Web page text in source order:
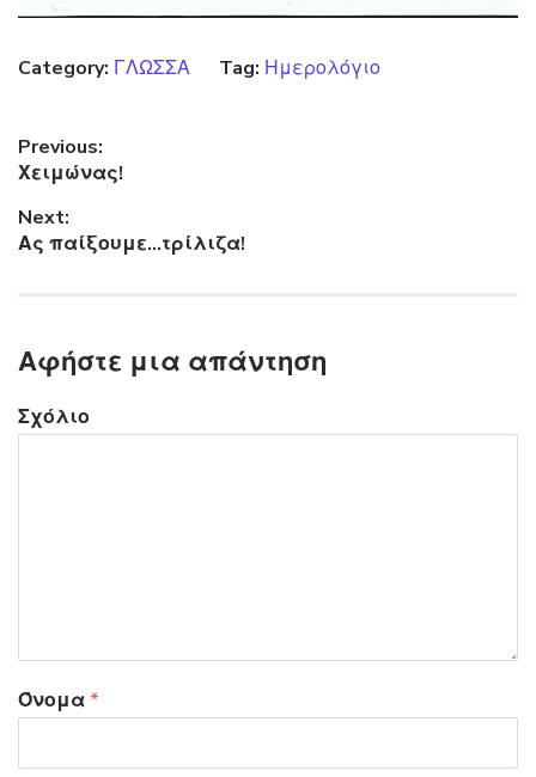
Category: ΓΛΩΣΣΑ Tag: Ημερολόγιο
Πλοήγηση άρθρων
Previous:
Previous post:
Χειμώνας!
Next:
Next post:
Ας παίξουμε…τρίλιζα!
Αφήστε μια απάντηση
Σχόλιο
Όνομα *